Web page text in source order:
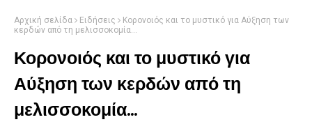
Αρχική σελίδα Ειδήσεις
Κορονοιός και το μυστικό για Αύξηση των
κερδών από τη μελισσοκομία...
Κορονοιός και το μυστικό για
Αύξηση των κερδών από τη
μελισσοκομία...